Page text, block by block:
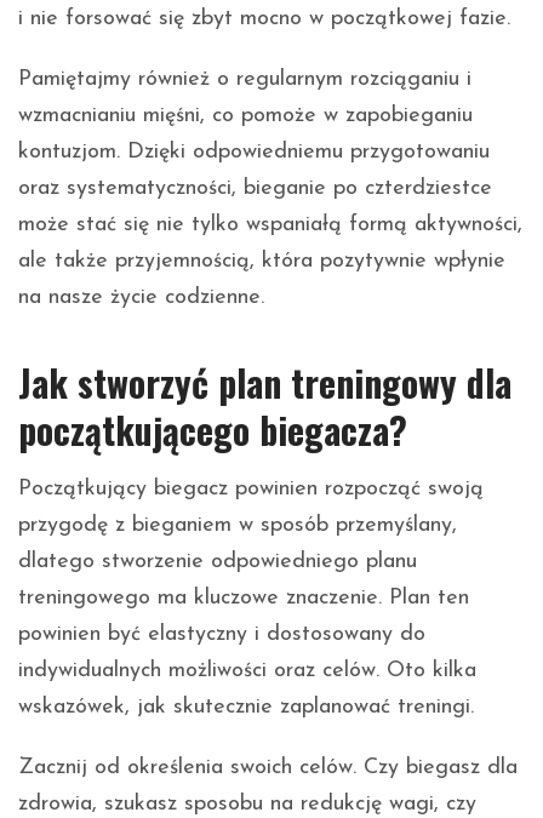
i nie forsować się zbyt mocno w początkowej fazie.
Pamiętajmy również o regularnym rozciąganiu i
wzmacnianiu mięśni, co pomoże w zapobieganiu
kontuzjom. Dzięki odpowiedniemu przygotowaniu
oraz systematyczności, bieganie po czterdziestce
może stać się nie tylko wspaniałą formą aktywności,
ale także przyjemnością, która pozytywnie wpłynie
na nasze życie codzienne.
Jak stworzyć plan treningowy dla
początkującego biegacza?
Początkujący biegacz powinien rozpocząć swoją
przygodę z bieganiem w sposób przemyślany,
dlatego stworzenie odpowiedniego planu
treningowego ma kluczowe znaczenie. Plan ten
powinien być elastyczny i dostosowany do
indywidualnych możliwości oraz celów. Oto kilka
wskazówek, jak skutecznie zaplanować treningi.
Zacznij od określenia swoich celów. Czy biegasz dla
zdrowia, szukasz sposobu na redukcję wagi, czy